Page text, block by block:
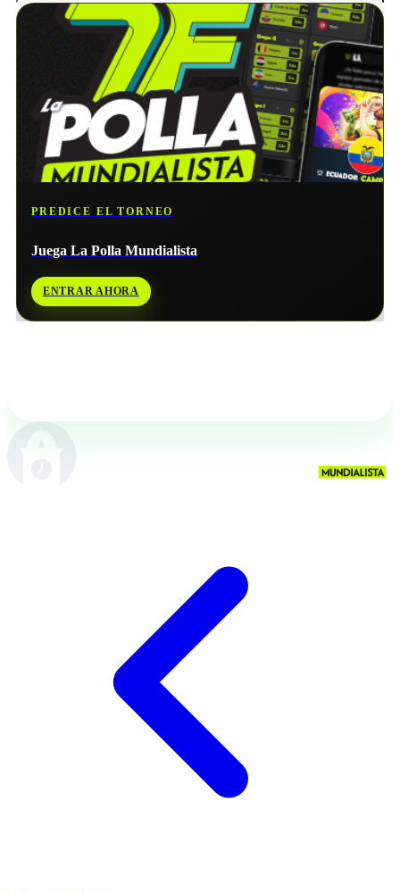
PREDICE EL TORNEO
Juega La Polla Mundialista
ENTRAR AHORA